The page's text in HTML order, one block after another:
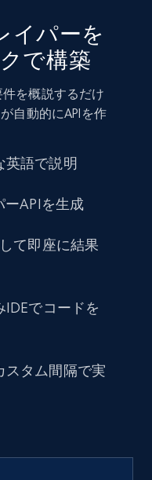
イパーを
で構築
を概説するだけ
自動的にAPIを作
英語で説明
APIを生成
て即座に結果
でコードを
スタム間隔で実